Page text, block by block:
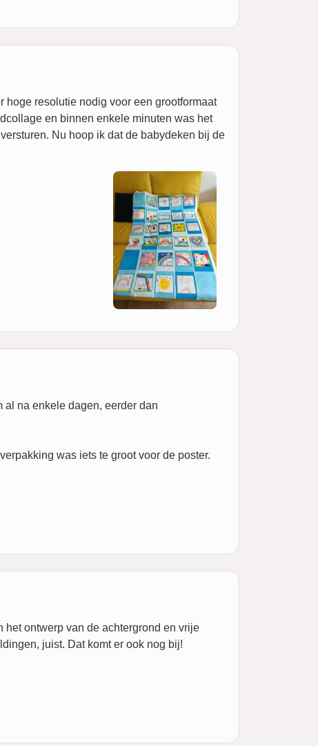
hoge resolutie nodig voor een grootformaat
en binnen enkele minuten was het
Nu hoop ik dat de babydeken bij de
na enkele dagen, eerder dan
was iets te groot voor de poster.
ontwerp van de achtergrond en vrije
juist. Dat komt er ook nog bij!